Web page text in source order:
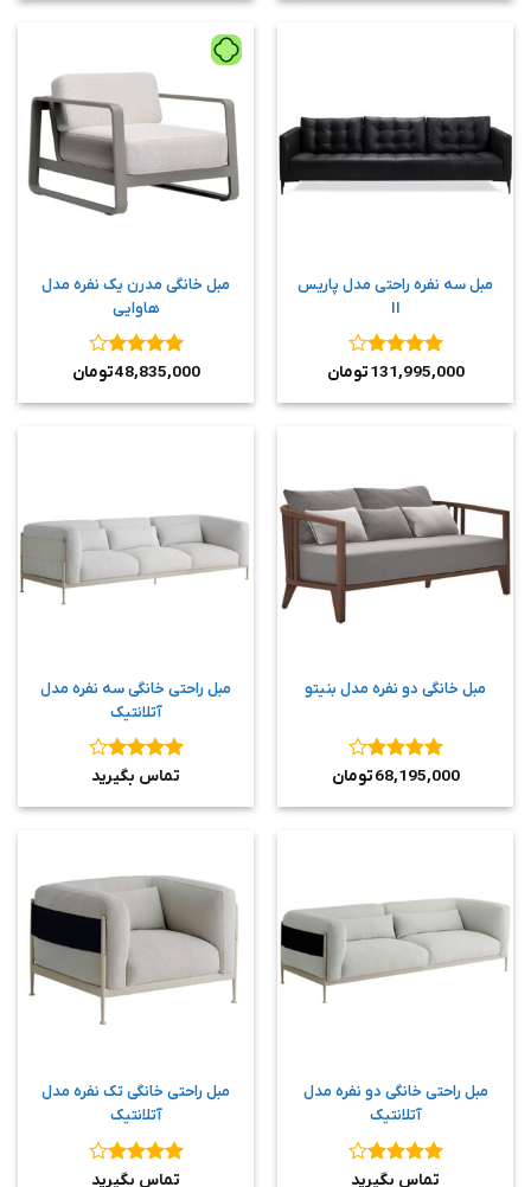
مبل سه نفره راحتی مدل پاریس
II
نمره4
131,995,000تومان
مبل خانگی مدرن یک نفره مدل
هاوایی
نمره4
48,835,000تومان
مبل خانگی دو نفره مدل بنیتو
نمره4
68,195,000تومان
مبل راحتی خانگی سه نفره مدل
آتلانتیک
نمره 4
تماس بگیرید
مبل راحتی خانگی دو نفره مدل
آتلانتیک
نمره 4
تماس بگیرید
مبل راحتی خانگی تک نفره مدل
آتلانتیک
نمره 4
تماس بگیرید